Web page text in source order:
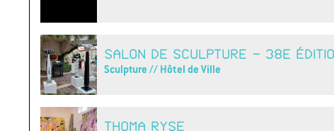
SALON DE SCULPTURE - 38E
Sculpture // Hôtel de Ville
THOMA RYSE